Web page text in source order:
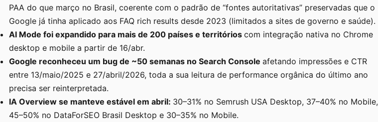
PAA do que março no Brasil, coerente com o padrão de “fontes autoritativas” preservadas que o
Google já tinha aplicado aos FAQ rich results desde 2023 (limitados a sites de governo e saúde).
AI Mode foi expandido para mais de 200 países e territórios com integração nativa no Chrome
desktop e mobile a partir de 16/abr.
Google reconheceu um bug de ~50 semanas no Search Console afetando impressões e CTR
entre 13/maio/2025 e 27/abril/2026, toda a sua leitura de performance orgânica do último ano
precisa ser reinterpretada.
IA Overview se manteve estável em abril: 30–31% no Semrush USA Desktop, 37–40% no Mobile,
45–50% no DataForSEO Brasil Desktop e 30–35% no Mobile.